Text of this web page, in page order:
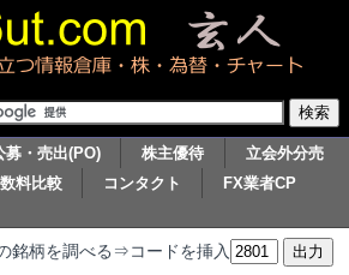
募・売出(PO) 株主優待
立会外分売
料比較 コンタクト
FX業者CP
銘柄を調べる⇒コードを挿入